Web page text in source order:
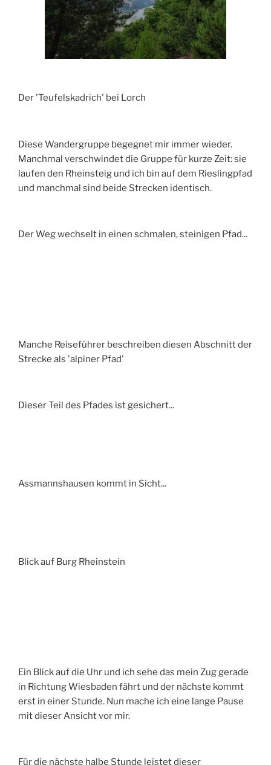
Der 'Teufelskadrich' bei Lorch
Diese Wandergruppe begegnet mir immer wieder.
Manchmal verschwindet die Gruppe für kurze Zeit: sie
laufen den Rheinsteig und ich bin auf dem Rieslingpfad
und manchmal sind beide Strecken identisch.
Der Weg wechselt in einen schmalen, steinigen Pfad...
Manche Reiseführer beschreiben diesen Abschnitt der
Strecke als 'alpiner Pfad'
Dieser Teil des Pfades ist gesichert...
Assmannshausen kommt in Sicht...
Blick auf Burg Rheinstein
Ein Blick auf die Uhr und ich sehe das mein Zug gerade
in Richtung Wiesbaden fährt und der nächste kommt
erst in einer Stunde. Nun mache ich eine lange Pause
mit dieser Ansicht vor mir.
Für die nächste halbe Stunde leistet dieser